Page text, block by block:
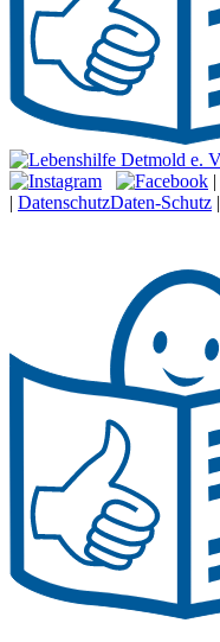
|
| DatenschutzDaten-Schutz |